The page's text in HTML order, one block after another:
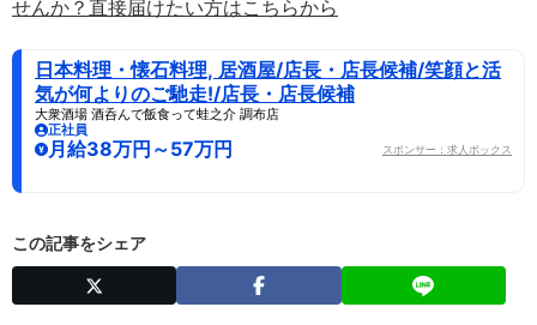
せんか？直接届けたい方はこちらから
日本料理・懐石料理, 居酒屋/店長・店長候補/笑顔と活
気が何よりのご馳走!/店長・店長候補
大衆酒場 酒呑んで飯食って蛙之介 調布店
正社員
月給38万円～57万円 スポンサー：求人ボックス
この記事をシェア